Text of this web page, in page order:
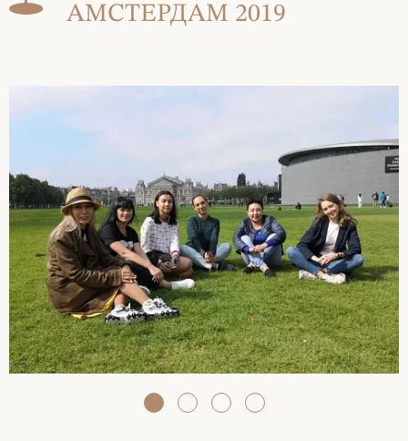
АМСТЕРДАМ 2019